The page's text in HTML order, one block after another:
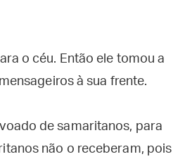
o céu. Então ele tomou a
à sua frente.
de samaritanos, para
não o receberam, pois